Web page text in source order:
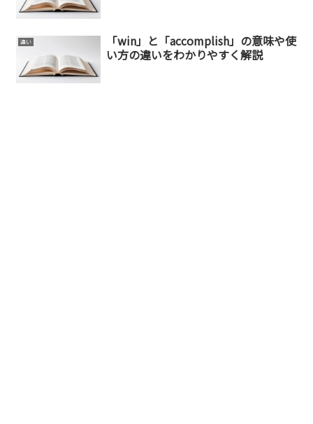
違い
「win」と「accomplish」の意味や使
い方の違いをわかりやすく解説